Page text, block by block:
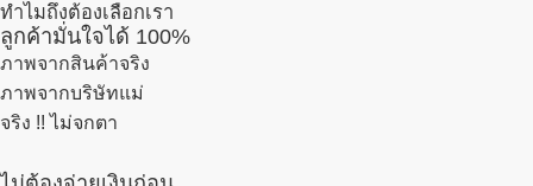
ทำไมถึงต้องเลือกเรา
ลูกค้ามั่นใจได้ 100%
ภาพจากสินค้าจริง
ภาพจากบริษัทแม่
จริง !! ไม่จกตา